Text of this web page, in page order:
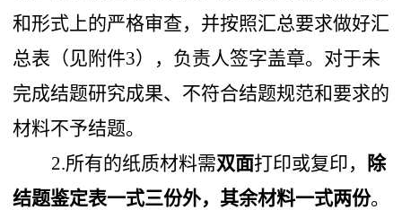
和形式上的严格审查，并按照汇总要求做好汇
总表（见附件3），负责人签字盖章。对于未
完成结题研究成果、不符合结题规范和要求的
材料不予结题。
2.所有的纸质材料需双面打印或复印，
除
结题鉴定表一式三份外，其余材料一式两份。